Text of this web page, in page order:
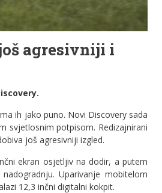
agresivniji i
ih jako puno. Novi Discovery sada
svjetlosnim potpisom. Redizajnirani
još agresivniji izgled.
ekran osjetljiv na dodir, a putem
Uparivanje mobitelom
12,3 inčni digitalni kokpit.